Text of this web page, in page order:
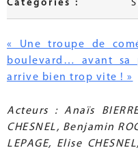
Catégories :
« Une troupe de
boulevard… avant sa
arrive bien trop vite ! »
Acteurs : Anaïs
CHESNEL, Benjamin
LEPAGE, Elise